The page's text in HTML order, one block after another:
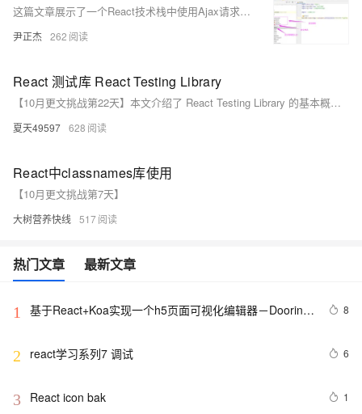
这篇文章展示了一个React技术栈中使用Ajax请求库（如axios）进行用户搜索的实战案例，包括React组件的结构、状态管理以及如何通过Ajax请求获取并展示GitHub用户数据。
尹正杰 262
React 测试库 React Testing Library
【10月更文挑战第22天】本文介绍了 React Testing Library 的基本概念和使用方法，包括安装、基本用法、常见问题及解决方法。通过代码案例详细解释了如何测试 React 组件，帮助开发者提高应用质量和稳定性。
夏天49597 628
React中classnames库使用
【10月更文挑战第7天】
大树营养快线 517
热门文章 最新文章
1
基于React+Koa实现一个h5页面可视化编辑器－Dooring
8
2 react学习系列7 调试 6
3 React icon bak 1